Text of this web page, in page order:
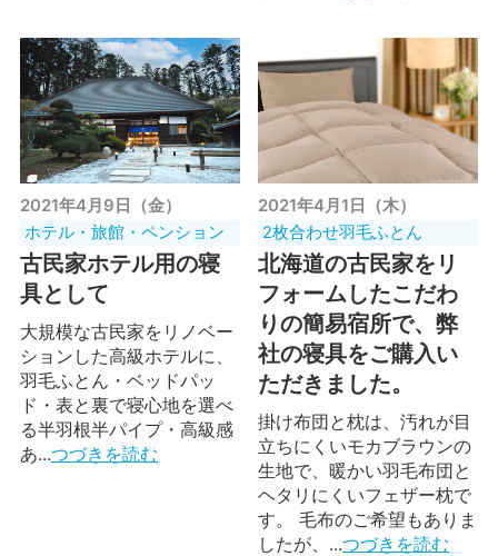
2021年4月9日（金）
ホテル・旅館・ペンション
古民家ホテル用の寝
具として
大規模な古民家をリノベー
ションした高級ホテルに、
羽毛ふとん・ベッドパッ
ド・表と裏で寝心地を選べ
る半羽根半パイプ・高級感
あ...つづきを読む
2021年4月1日（木）
2枚合わせ羽毛ふとん
北海道の古民家をリ
フォームしたこだわ
りの簡易宿所で、弊
社の寝具をご購入い
ただきました。
掛け布団と枕は、汚れが目
立ちにくいモカブラウンの
生地で、暖かい羽毛布団と
ヘタリにくいフェザー枕で
す。 毛布のご希望もありま
したが、...つづきを読む